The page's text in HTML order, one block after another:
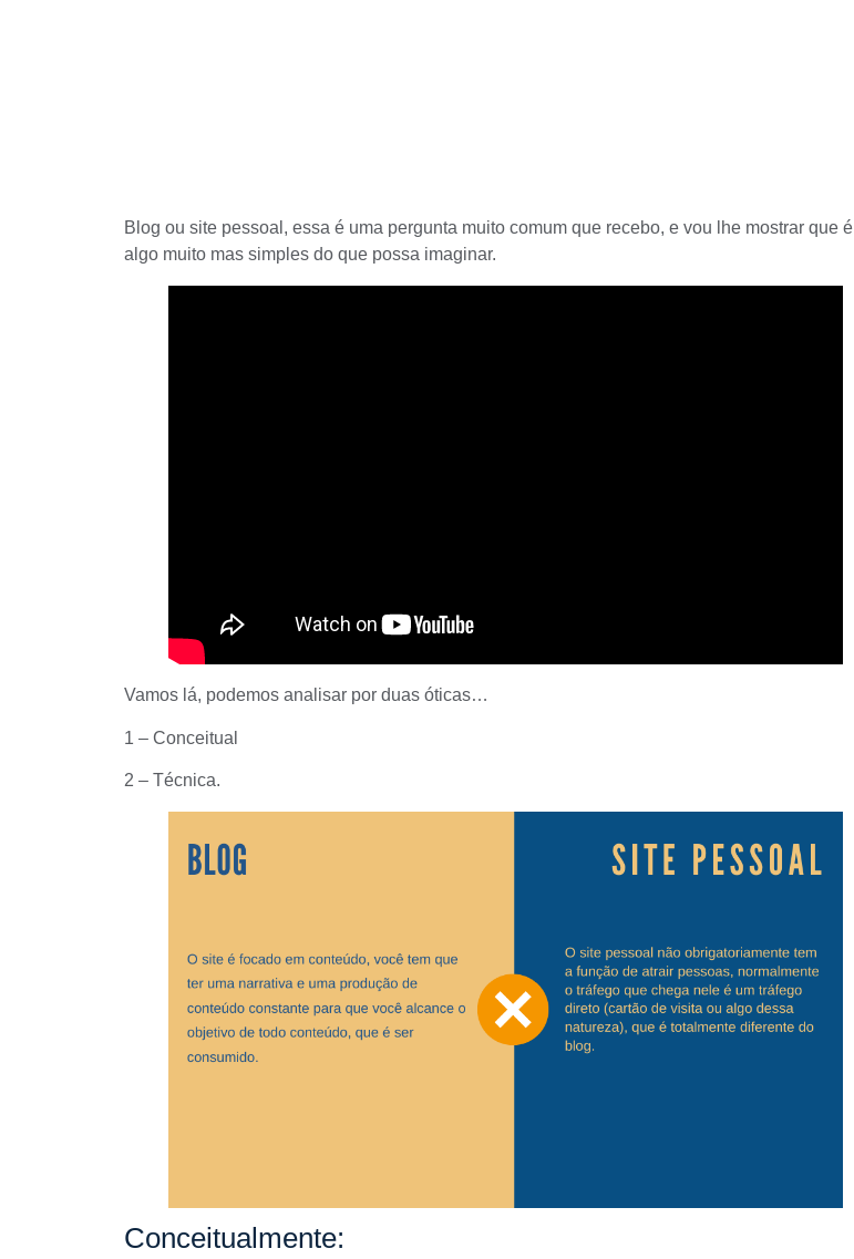
Blog ou site pessoal, essa é uma pergunta muito comum que recebo, e vou lhe mostrar que é
algo muito mas simples do que possa imaginar.
Vamos lá, podemos analisar por duas óticas…
1 – Conceitual
2 – Técnica.
Conceitualmente: